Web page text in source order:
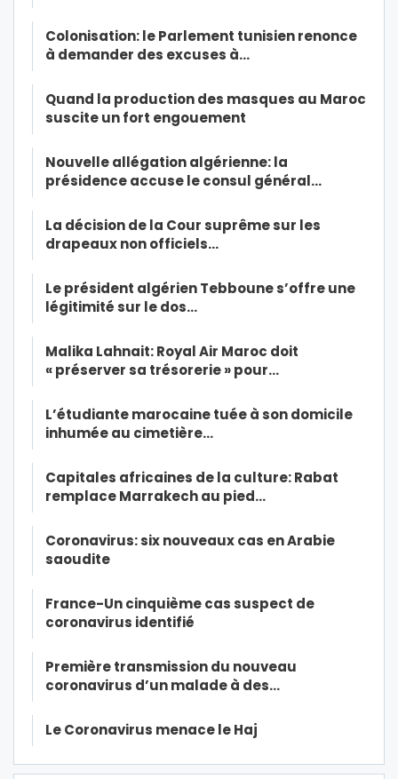
Colonisation: le Parlement tunisien renonce
à demander des excuses à…
Quand la production des masques au Maroc
suscite un fort engouement
Nouvelle allégation algérienne: la
présidence accuse le consul général…
La décision de la Cour suprême sur les
drapeaux non officiels…
Le président algérien Tebboune s’offre une
légitimité sur le dos…
Malika Lahnait: Royal Air Maroc doit
« préserver sa trésorerie » pour…
L’étudiante marocaine tuée à son domicile
inhumée au cimetière…
Capitales africaines de la culture: Rabat
remplace Marrakech au pied…
Coronavirus: six nouveaux cas en Arabie
saoudite
France-Un cinquième cas suspect de
coronavirus identifié
Première transmission du nouveau
coronavirus d’un malade à des…
Le Coronavirus menace le Haj